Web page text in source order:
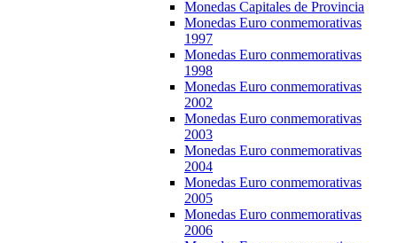
Monedas Capitales de Provincia
Monedas Euro conmemorativas
1997
Monedas Euro conmemorativas
1998
Monedas Euro conmemorativas
2002
Monedas Euro conmemorativas
2003
Monedas Euro conmemorativas
2004
Monedas Euro conmemorativas
2005
Monedas Euro conmemorativas
2006